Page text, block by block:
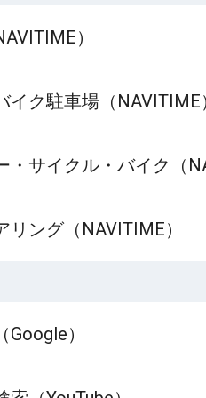
）
イク駐車場（NAVITIME
・サイクル・バイク（
リング（NAVITIME）
）